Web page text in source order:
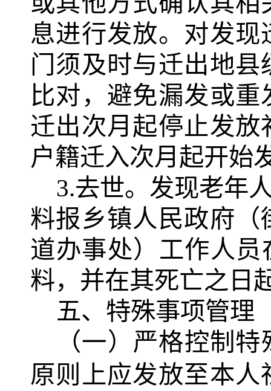
息进行发放。对发
门须及时与迁出地
比对，避免漏发或
迁出次月起停止发
户籍迁入次月起开始
3.去世。发现老年
料报乡镇人民政府
道办事处）工作人员
料，并在其死亡之日
五、特殊事项管理
（一）严格控制
原则上应发放至本